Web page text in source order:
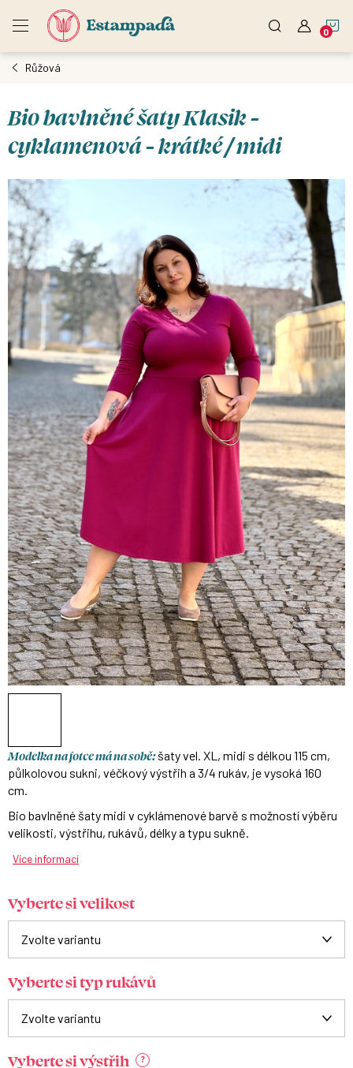
Růžová
Bio bavlněné šaty Klasik -
cyklamenová - krátké / midi
Modelka na fotce má na sobě:šaty vel. XL, midi s délkou 115 cm,
půlkolovou sukni, véčkový výstřih a 3/4 rukáv, je vysoká 160
cm.
Bio bavlněné šaty midi v cyklámenové barvě s možností výběru
velikosti, výstřihu, rukávů, délky a typu sukně.
Více informací
Vyberte si velikost
Vyberte si typ rukávů
Vyberte si výstřih ?